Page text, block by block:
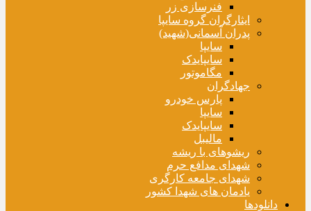
فنرسازی زر
ایثارگران گروه سایپا
پدران آسمانی(شهید)
سایپا
سایپایدک
مگاموتور
جهادگران
پارس خودرو
سایپا
سایپایدک
مالیبل
ریشوهای با ریشه
شهدای مدافع حرم
شهدای جامعه کارگری
یادمان های شهدا کشور
دانلودها